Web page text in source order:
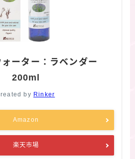
ォーター：ラベンダー
200ml
by Rinker
Amazon
楽天市場